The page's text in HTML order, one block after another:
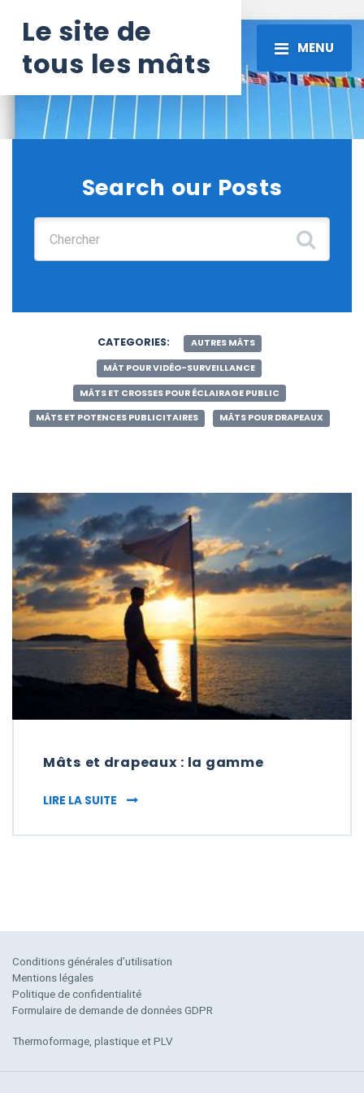
Le site de
tous les mâts
MENU
Search our Posts
CATEGORIES: AUTRES MÂTS
MÂT POUR VIDÉO-SURVEILLANCE
MÂTS ET CROSSES POUR ÉCLAIRAGE PUBLIC
MÂTS ET POTENCES PUBLICITAIRES MÂTS POUR DRAPEAUX
Mâts et drapeaux : la gamme
LIRE LA SUITE MÂTS ET DRAPEAUX : LA GAMME
Conditions générales d’utilisation
Mentions légales
Politique de confidentialité
Formulaire de demande de données GDPR
Thermoformage, plastique et PLV